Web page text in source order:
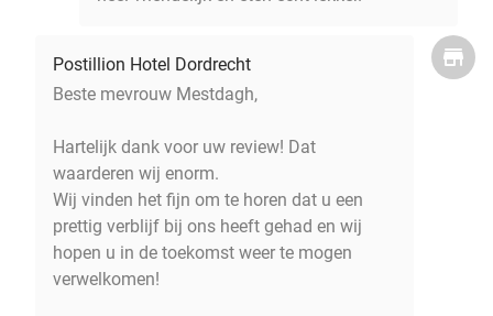
Postillion Hotel Dordrecht
Beste mevrouw Mestdagh,
Hartelijk dank voor uw review! Dat
waarderen wij enorm.
Wij vinden het fijn om te horen dat u een
prettig verblijf bij ons heeft gehad en wij
hopen u in de toekomst weer te mogen
verwelkomen!